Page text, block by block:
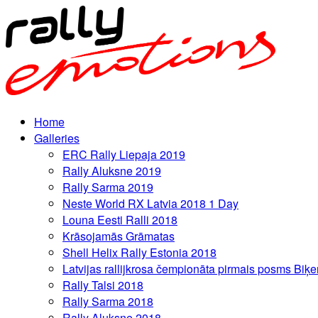
Home
Galleries
ERC Rally Liepaja 2019
Rally Aluksne 2019
Rally Sarma 2019
Neste World RX Latvia 2018 1 Day
Louna Eesti Ralli 2018
Krāsojamās Grāmatas
Shell Helix Rally Estonia 2018
Latvijas rallijkrosa čempionāta pirmais posms
Rally Talsi 2018
Rally Sarma 2018